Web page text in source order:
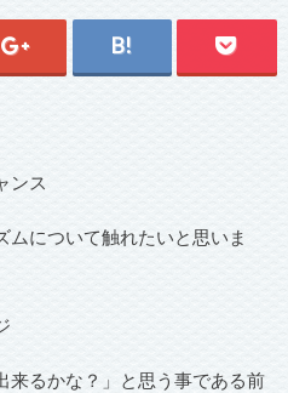
ンス
ムについて触れたいと思いま
来るかな？」と思う事である前